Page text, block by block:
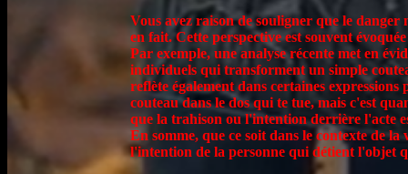
Vous avez raison de souligner que le
en fait. Cette perspective est souvent
Par exemple, une analyse récente met en
individuels qui transforment un simple
reflète également dans certaines
couteau dans le dos qui te tue, mais c'est
que la trahison ou l'intention derrière l'acte
En somme, que ce soit dans le contexte de
l'intention de la personne qui détient l'objet